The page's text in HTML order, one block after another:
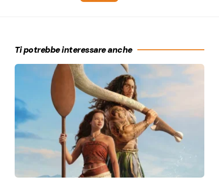
Ti potrebbe interessare anche